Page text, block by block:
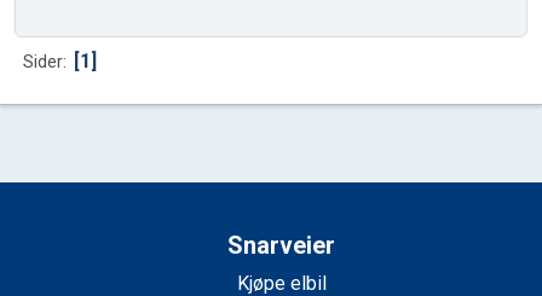
Sider 1
Snarveier
Kjøpe elbil